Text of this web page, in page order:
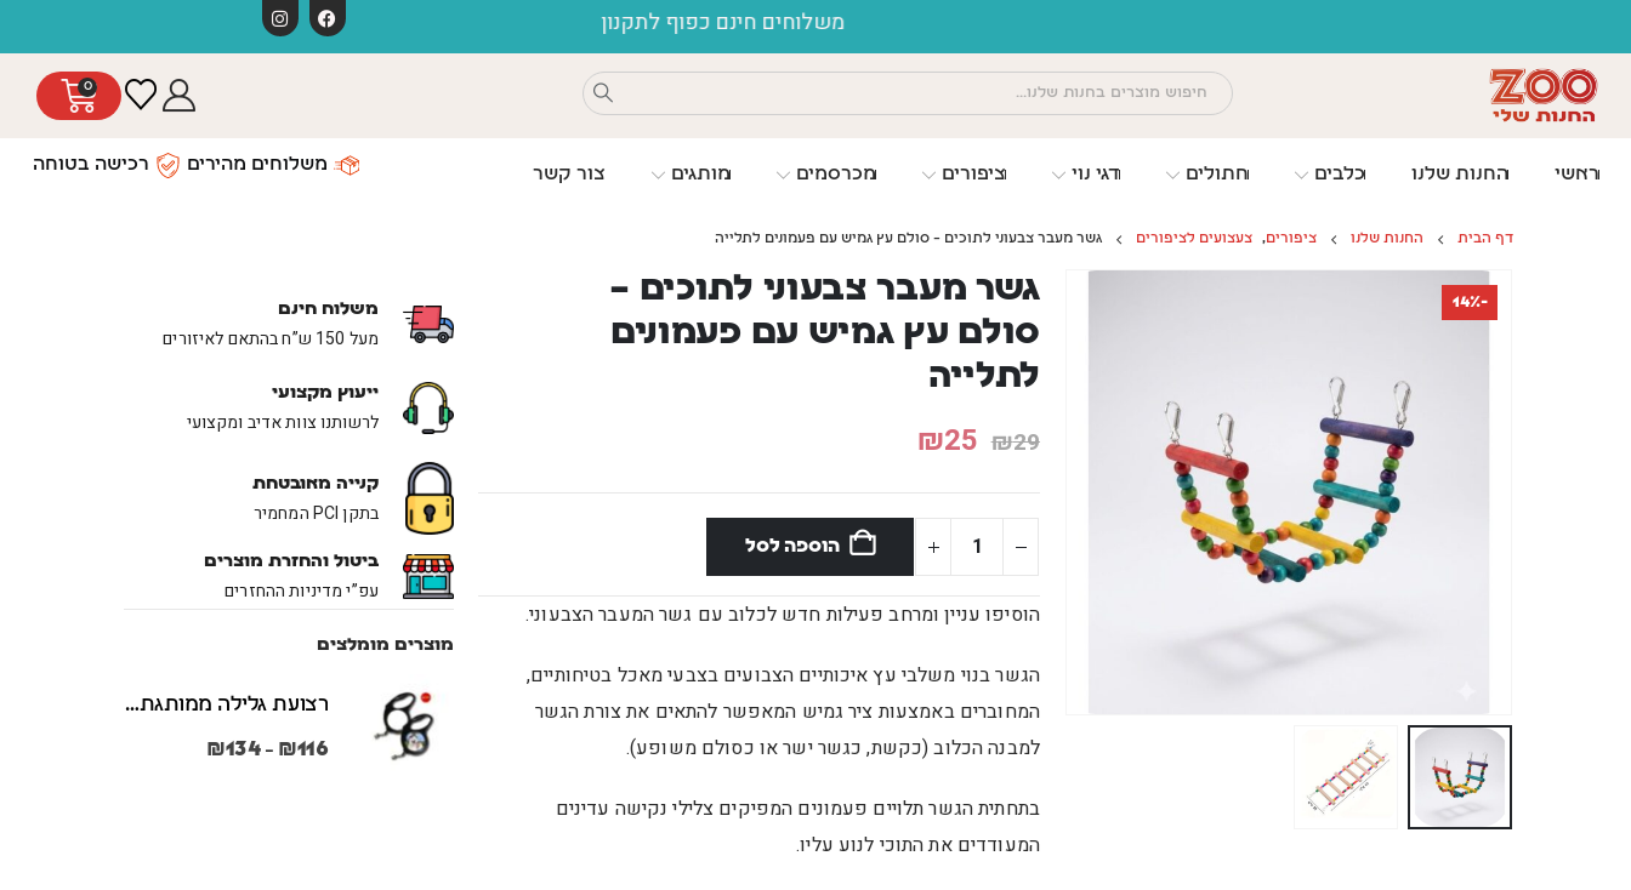
0
ראשי החנות שלנו כלבים חתולים דגי נוי ציפורים מכרסמים מותגים צור קשר משלוחים מהירים רכישה בטוחה
דף הבית החנות שלנו ציפורים, צעצועים לציפורים גשר מעבר צבעוני לתוכים – סולם עץ גמיש עם פעמונים לתלייה
-14%
גשר מעבר צבעוני לתוכים –
סולם עץ גמיש עם פעמונים
לתלייה
₪29
₪25
הוספה לסל
הוסיפו עניין ומרחב פעילות חדש לכלוב עם גשר המעבר הצבעוני.
הגשר בנוי משלבי עץ איכותיים הצבועים בצבעי מאכל בטיחותיים,
המחוברים באמצעות ציר גמיש המאפשר להתאים את צורת הגשר
למבנה הכלוב (כקשת, כגשר ישר או כסולם משופע).
בתחתית הגשר תלויים פעמונים המפיקים צלילי נקישה עדינים
המעודדים את התוכי לנוע עליו.
משלוח חינם
מעל 150 ש”ח בהתאם לאיזורים
ייעוץ מקצועי
לרשותנו צוות אדיב ומקצועי
קנייה מאובטחת
בתקן PCI המחמיר
ביטול והחזרת מוצרים
עפ”י מדיניות ההחזרים
מוצרים מומלצים
רצועת גלילה ממותגת משני הצדדים צבע שחור במידות S + M
₪116
–
₪134